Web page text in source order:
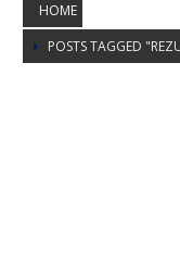
HOME
POSTS TAGGED